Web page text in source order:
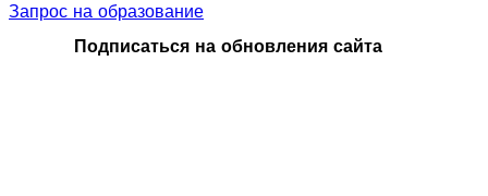
Запрос на образование
Подписаться на обновления сайта